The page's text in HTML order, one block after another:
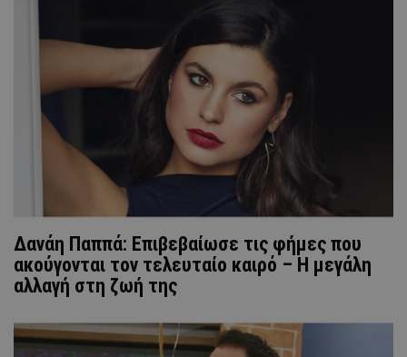
Δανάη Παππά: Επιβεβαίωσε τις φήμες που
ακούγονται τον τελευταίο καιρό – Η μεγάλη
αλλαγή στη ζωή της